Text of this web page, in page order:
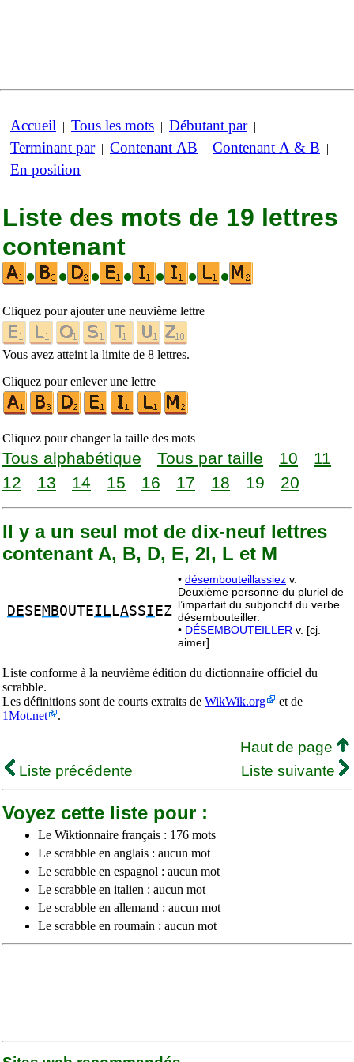
Accueil | Tous les mots | Débutant par|
Terminant par| Contenant AB | Contenant A & B |
En position
Liste des mots de 19 lettres
contenant
•
• • • • • •
Cliquez pour ajouter une neuvième lettre
Vous avez atteint la limite de 8 lettres.
Cliquez pour enlever une lettre
Cliquez pour changer la taille des mots
Tous alphabétique Tous par taille 10
11
12
13 14 15 16 17 18 19 20
Il y a un seul mot de dix-neuf lettres
contenant A, B, D, E, 2I, L et M
DESEMBOUTEIL LASSI EZ
• désembouteillassiez v.
Deuxième personne du pluriel de
l’imparfait du subjonctif du verbe
désembouteiller.
• DÉSEMBOUTEILLER v. [cj.
aimer].
Liste conforme à la neuvième édition du dictionnaire officiel du
scrabble.
Les définitions sont de courts extraits de WikWik.org
et de
1Mot.net
.
Haut de page
Liste précédente
Liste suivante
Voyez cette liste pour :
Le Wiktionnaire français : 176 mots
Le scrabble en anglais : aucun mot
Le scrabble en espagnol : aucun mot
Le scrabble en italien : aucun mot
Le scrabble en allemand : aucun mot
Le scrabble en roumain : aucun mot